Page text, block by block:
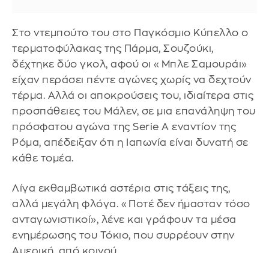
Στο ντεμπούτο του στο Παγκόσμιο Κύπελλο ο
τερματοφύλακας της Πάρμα, Σουζούκι,
δέχτηκε δύο γκολ, αφού οι «Μπλε Σαμουράι»
είχαν περάσει πέντε αγώνες χωρίς να δεχτούν
τέρμα. Αλλά οι αποκρούσεις του, ιδιαίτερα στις
προσπάθειες του Μάλεν, σε μια επανάληψη του
πρόσφατου αγώνα της Serie A εναντίον της
Ρόμα, απέδειξαν ότι η Ιαπωνία είναι δυνατή σε
κάθε τομέα.
Λίγα εκθαμβωτικά αστέρια στις τάξεις της,
αλλά μεγάλη φλόγα. «Ποτέ δεν ήμασταν τόσο
ανταγωνιστικοί», λένε και γράφουν τα μέσα
ενημέρωσης του Τόκιο, που συρρέουν στην
Αμερική, από κοινού.